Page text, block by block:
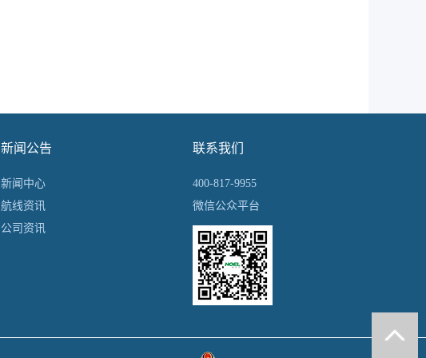
新闻公告
新闻中心
航线资讯
公司资讯
联系我们
400-817-9955
微信公众平台